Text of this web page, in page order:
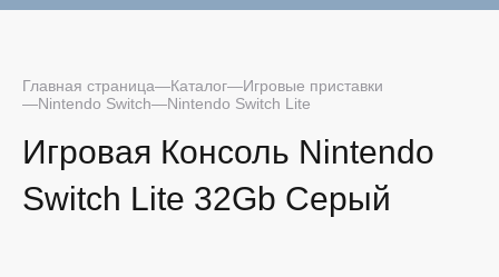
Главная страница Каталог
Игровые приставки
Nintendo Switch
Nintendo Switch Lite
Игровая Консоль Nintendo
Switch Lite 32Gb Серый